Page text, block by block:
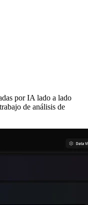
por IA lado a lado
de análisis de